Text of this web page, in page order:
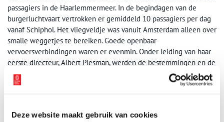
Deze website maakt gebruik van cookies
passagiers in de Haarlemmermeer. In de begindagen van de
burgerluchtvaart vertrokken er gemiddeld 10 passagiers per dag
vanaf Schiphol. Het vliegveldje was vanuit Amsterdam alleen over
smalle weggetjes te bereiken. Goede openbaar
vervoersverbindingen waren er evenmin. Onder leiding van haar
eerste directeur, Albert Plesman, werden de bestemmingen en de
vloot van de KLM flink uitgebreid. In 1926 werd het vliegveld
door de gemeente Amsterdam gekocht van de Luchtmacht. De
stad legde een autoweg aan en in 1938 kwamen er verharde
passagiersaantallen van honderdduizend naar